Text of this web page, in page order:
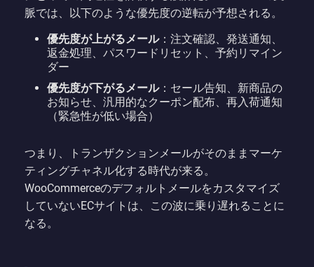
脈では、以下のような優先度の逆転が予想される。
優先度が上がるメール：注文確認、発送通知、
返金処理、パスワードリセット、予約リマイン
ダー
優先度が下がるメール：セール告知、新商品の
お知らせ、汎用的なクーポン配布、再入荷通知
（緊急性が低い場合）
つまり、トランザクションメールがそのままマーケ
ティングチャネル化する時代が来る。
WooCommerceのデフォルトメールをカスタマイズ
していないECサイトは、この波に乗り遅れることに
なる。